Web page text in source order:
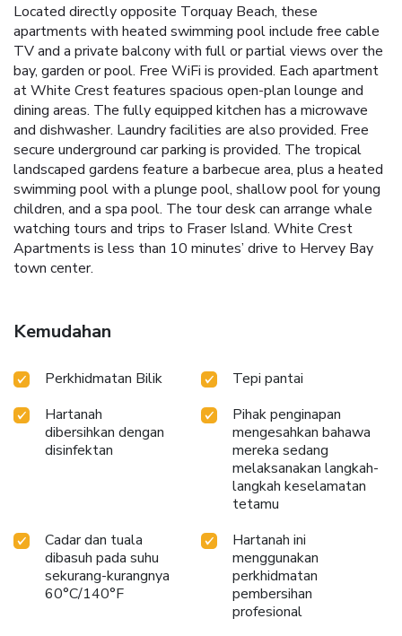
Located directly opposite Torquay Beach, these
apartments with heated swimming pool include free cable
TV and a private balcony with full or partial views over the
bay, garden or pool. Free WiFi is provided. Each apartment
at White Crest features spacious open-plan lounge and
dining areas. The fully equipped kitchen has a microwave
and dishwasher. Laundry facilities are also provided. Free
secure underground car parking is provided. The tropical
landscaped gardens feature a barbecue area, plus a heated
swimming pool with a plunge pool, shallow pool for young
children, and a spa pool. The tour desk can arrange whale
watching tours and trips to Fraser Island. White Crest
Apartments is less than 10 minutes’ drive to Hervey Bay
town center.
Kemudahan
Perkhidmatan Bilik
Tepi pantai
Hartanah
dibersihkan dengan
disinfektan
Pihak penginapan
mengesahkan bahawa
mereka sedang
melaksanakan langkah-
langkah keselamatan
tetamu
Cadar dan tuala
dibasuh pada suhu
sekurang-kurangnya
60°C/140°F
Hartanah ini
menggunakan
perkhidmatan
pembersihan
profesional